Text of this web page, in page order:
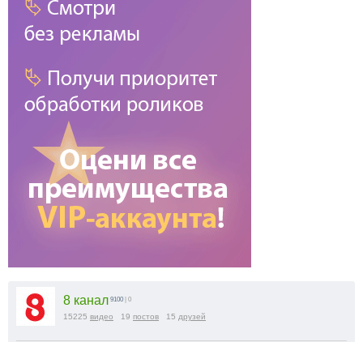
8 канал 9100 | 0
15225 видео 19 постов 15 друзей